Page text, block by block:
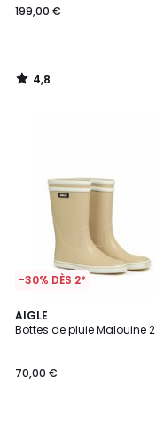
199,00 €
4,8
/
-30% DÈS 2*
AIGLE
Bottes de pluie Malouine 2
70,00 €